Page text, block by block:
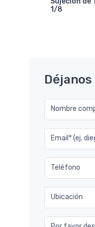
1/8
Nombre
Email* (ej.
Teléfono
Ubicación